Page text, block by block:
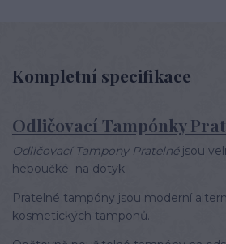
Kompletní specifikace
Odličovací Tampónky
Odličovací Tampony Pratelné jsou
heboučké na dotyk.
Pratelné tampóny jsou moderní
kosmetických tamponů.